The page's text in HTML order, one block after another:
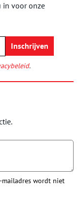
in voor onze
.
mailadres wordt niet